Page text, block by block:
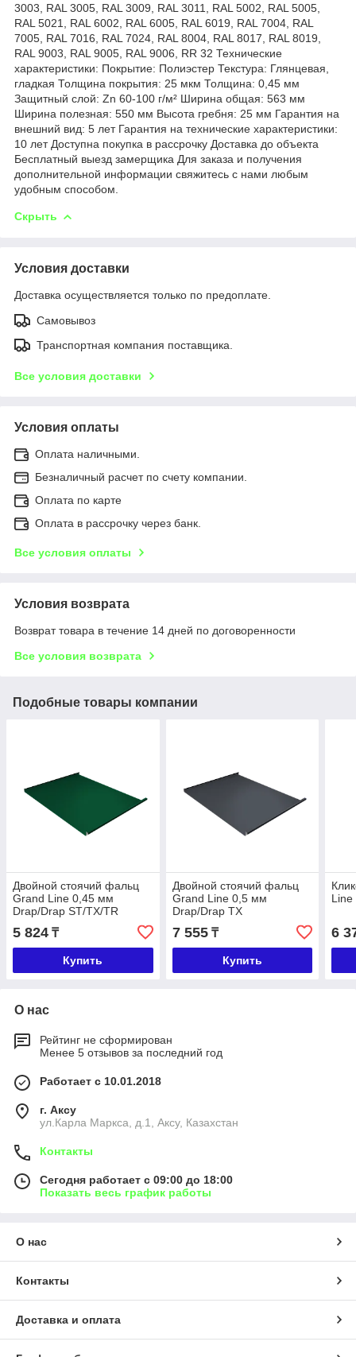
3003, RAL 3005, RAL 3009, RAL 3011, RAL 5002, RAL 5005,
RAL 5021, RAL 6002, RAL 6005, RAL 6019, RAL 7004, RAL
7005, RAL 7016, RAL 7024, RAL 8004, RAL 8017, RAL 8019,
RAL 9003, RAL 9005, RAL 9006, RR 32 Технические
характеристики: Покрытие: Полиэстер Текстура: Глянцевая,
гладкая Толщина покрытия: 25 мкм Толщина: 0,45 мм
Защитный слой: Zn 60-100 г/м² Ширина общая: 563 мм
Ширина полезная: 550 мм Высота гребня: 25 мм Гарантия на
внешний вид: 5 лет Гарантия на технические характеристики:
10 лет Доступна покупка в рассрочку Доставка до объекта
Бесплатный выезд замерщика Для заказа и получения
дополнительной информации свяжитесь с нами любым
удобным способом.
Скрыть
Условия доставки
Доставка осуществляется только по предоплате.
Самовывоз
Транспортная компания поставщика.
Все условия доставки
Условия оплаты
Оплата наличными.
Безналичный расчет по счету компании.
Оплата по карте
Оплата в рассрочку через банк.
Все условия оплаты
Условия возврата
Возврат товара в течение 14 дней по договоренности
Все условия возврата
Подобные товары компании
Двойной стоячий фальц
Grand Line 0,45 мм
Drap/Drap ST/TX/TR
5 824 ₸
Купить
Двойной стоячий фальц
Grand Line 0,5 мм
Drap/Drap ТХ
7 555₸
Купить
6
О нас
Рейтинг не сформирован
Менее 5 отзывов за последний год
Работает с 10.01.2018
г. Аксу
ул.Карла Маркса, д.1, Аксу, Казахстан
Контакты
Сегодня работает с 09:00 до 18:00
Показать весь график работы
О нас
Контакты
Доставка и оплата